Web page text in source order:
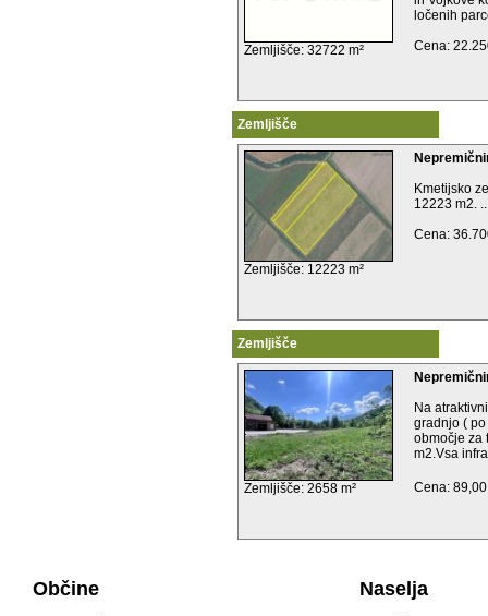
Zemljišče: 32722 m²
ločenih
Cena:
Zemljišče
Zemljišče: 12223 m²
Kmetijsko
12223 m2.
Cena:
Zemljišče
Zemljišče: 2658 m²
Na
gradnjo (
območje za
m2.Vsa
Cena:
Občine Naselja